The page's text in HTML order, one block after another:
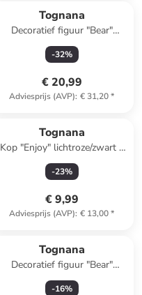
Tognana
Decoratief figuur "Bear"
meerkleurig - (B)14 x (H)21 x
(D)9 cm
-32%
€ 20,99
Adviesprijs (AVP): € 31,20*
Tognana
Kop "Enjoy" lichtroze/zwart -
400 ml
-23%
€ 9,99
Adviesprijs (AVP): € 13,00*
Tognana
Decoratief figuur "Bear"
lichtblauw/geel - (H)18 cm
-16%